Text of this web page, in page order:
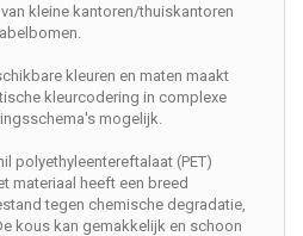
kleine kantoren/thuiskantoren
kleuren en maten maakt
kleurcodering in complexe
mogelijk.
polyethyleentereftalaat (PET)
materiaal heeft een breed
tegen chemische degradatie,
kous kan gemakkelijk en schoon